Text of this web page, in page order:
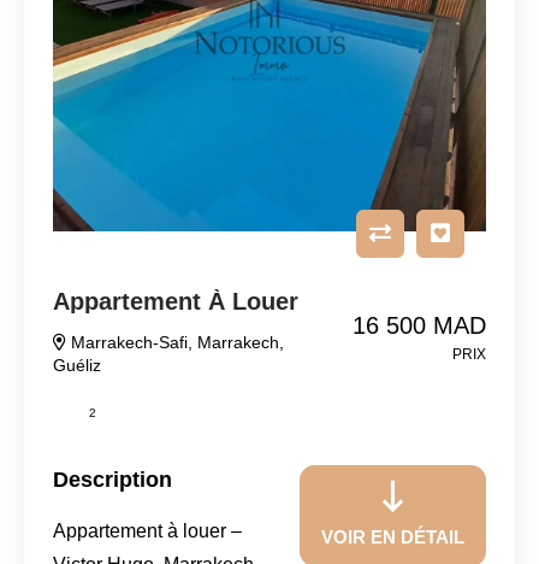
Appartement À Louer
Marrakech-Safi Marrakech
Guéliz
16 500 MAD
PRIX
2
Description
Appartement à louer –
VOIR EN DÉTAIL